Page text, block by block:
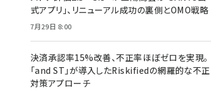
式アプリ」、リニューアル成功の裏側とOMO戦略
7月29日 8:00
決済承認率15%改善、不正率ほぼゼロを実現。
「and ST」が導入したRiskifiedの網羅的な不正
対策アプローチ